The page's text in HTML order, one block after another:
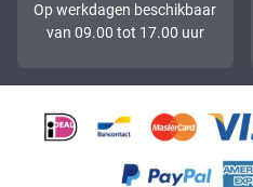
Op werkdagen beschikbaar
van 09.00 tot 17.00 uur